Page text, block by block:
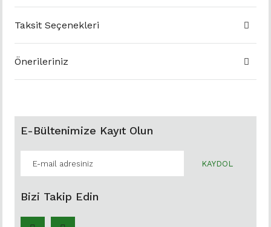
Taksit Seçenekleri
Önerileriniz
E-Bültenimize Kayıt Olun
KAYDOL
Bizi Takip Edin